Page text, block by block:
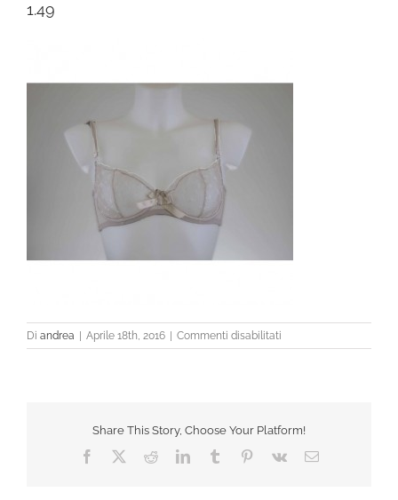
1.49
Di andrea Aprile 18th, 2016 Commenti disabilitati
1.49
Share This Story, Choose Your Platform!
Facebook RedditLinkedInTumblr Pinterest
Vk Email